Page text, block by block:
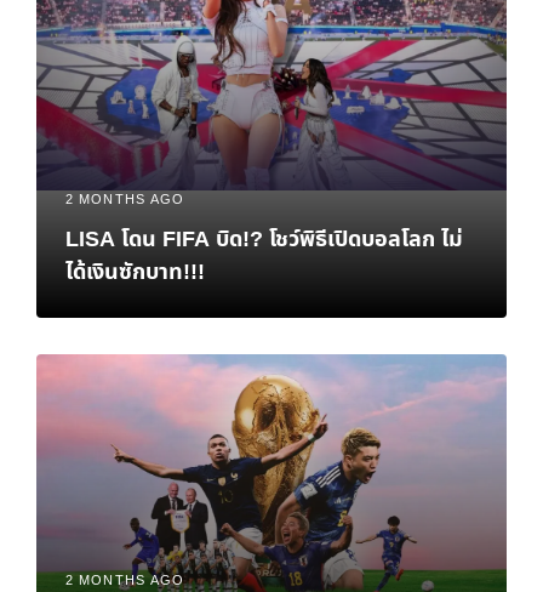
2 MONTHS AGO
LISA โดน FIFA บิด!? โชว์พิธีเปิดบอลโลก ไม่
ได้เงินซักบาท!!!
2 MONTHS AGO